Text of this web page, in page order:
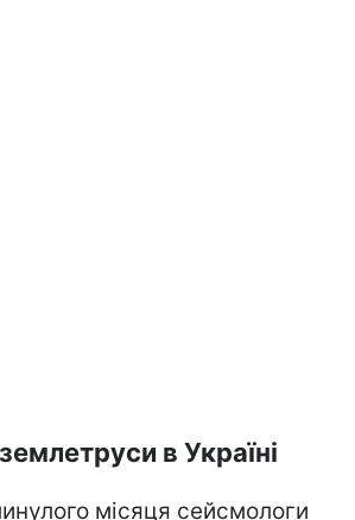
в Україні
місяця сейсмологи